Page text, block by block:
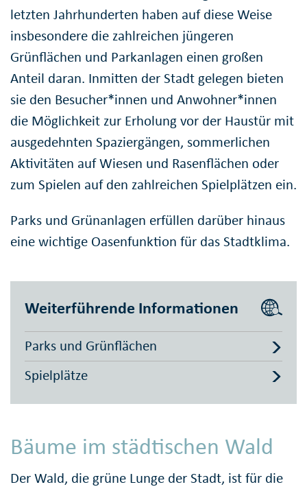
letzten Jahrhunderten haben auf diese Weise
insbesondere die zahlreichen jüngeren
Grünflächen und Parkanlagen einen großen
Anteil daran. Inmitten der Stadt gelegen bieten
sie den Besucher*innen und Anwohner*innen
die Möglichkeit zur Erholung vor der Haustür mit
ausgedehnten Spaziergängen, sommerlichen
Aktivitäten auf Wiesen und Rasenflächen oder
zum Spielen auf den zahlreichen Spielplätzen ein.
Parks und Grünanlagen erfüllen darüber hinaus
eine wichtige Oasenfunktion für das Stadtklima.
Weiterführende Informationen
Parks und Grünflächen
Spielplätze
Bäume im städtischen Wald
Der Wald, die grüne Lunge der Stadt, ist für die